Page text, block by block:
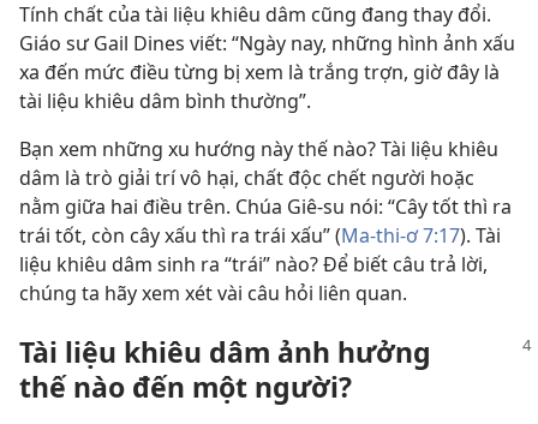
Tính chất của tài liệu khiêu dâm cũng đang thay đổi.
Giáo sư Gail Dines viết: “Ngày nay, những hình ảnh xấu
xa đến mức điều từng bị xem là trắng trợn, giờ đây là
tài liệu khiêu dâm bình thường”.
Bạn xem những xu hướng này thế nào? Tài liệu khiêu
dâm là trò giải trí vô hại, chất độc chết người hoặc
nằm giữa hai điều trên. Chúa Giê-su nói: “Cây tốt thì ra
trái tốt, còn cây xấu thì ra trái xấu” (Ma-thi-ơ 7:17). Tài
liệu khiêu dâm sinh ra “trái” nào? Để biết câu trả lời,
chúng ta hãy xem xét vài câu hỏi liên quan.
Tài liệu khiêu dâm ảnh hưởng
thế nào đến một người?